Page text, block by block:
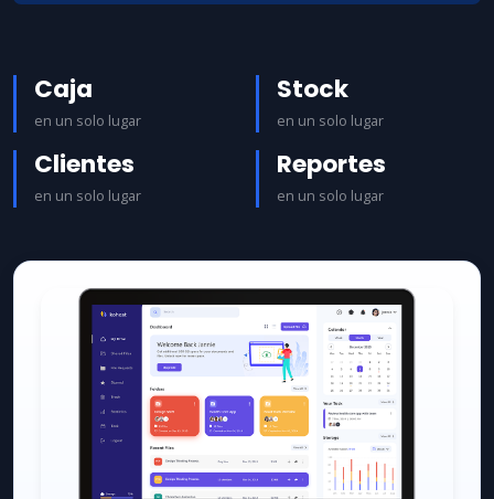
Caja
en un solo lugar
Stock
en un solo lugar
Clientes
en un solo lugar
Reportes
en un solo lugar